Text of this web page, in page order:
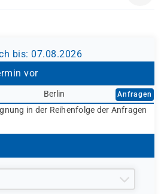
eine Förderung empfehlen
die Ausstellung des
erfolgt durch die Agentur für
(ESF)
oder private Kostenträger
bis: 07.08.2026
vor
Berlin Anfragen
in der Reihenfolge der Anfragen